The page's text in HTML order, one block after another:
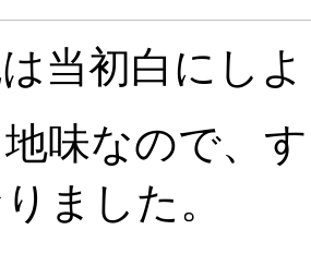
当初白にし
味なので、
ました。